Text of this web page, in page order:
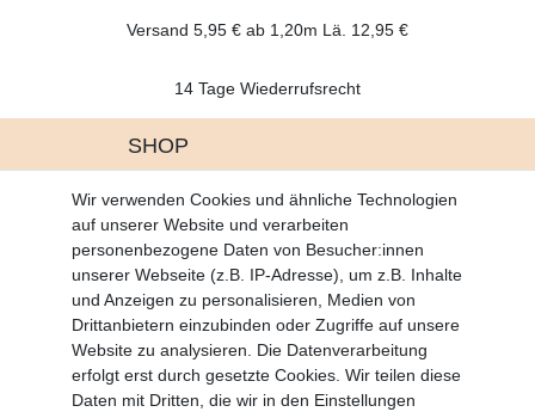
Versand 5,95 € ab 1,20m Lä. 12,95 €
14 Tage Wiederrufsrecht
SHOP
Battrerie Gesetz
Fragen und Antworten
Zahlungsarten
MEIN KONTO
Altgeräte Verordnung
Login
Registrieren
Wir verwenden Cookies und ähnliche Technologien
auf unserer Website und verarbeiten
personenbezogene Daten von Besucher:innen
unserer Webseite (z.B. IP-Adresse), um z.B. Inhalte
und Anzeigen zu personalisieren, Medien von
Drittanbietern einzubinden oder Zugriffe auf unsere
Website zu analysieren. Die Datenverarbeitung
erfolgt erst durch gesetzte Cookies. Wir teilen diese
Daten mit Dritten, die wir in den Einstellungen